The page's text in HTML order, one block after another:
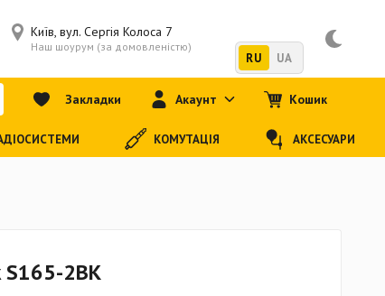
S165-2BK
Київ, вул. Сергія Колоса 7
Наш шоурум (за домовленістю)
RU UA
Закладки Акаунт Кошик
КОМУТАЦІЯ АКСЕСУАРИ